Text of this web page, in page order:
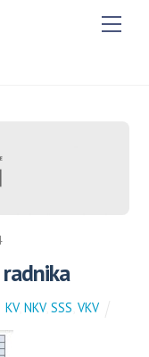
M
e
KV, NKV, SSS VKV